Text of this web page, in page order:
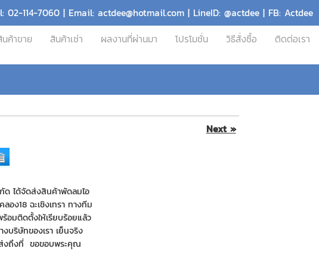
02-114-7060 | Email: actdee@hotmail.com | LineID: @actdee | FB: Actdee
นค้าขาย สินค้าเช่า ผลงานที่ผ่านมา โปรโมชั่น วิธีสั่งซื้อ ติดต่อเรา
Next »
ด ได้จัดส่งสินค้าพัดลมไอ
อง18 ฉะเชิงเทรา ทางทีม
อมติดตั้งให้เรียบร้อยแล้ว
ริษัทของเรา เย็นจริง
งถึงที่ ขอขอบพระคุณ